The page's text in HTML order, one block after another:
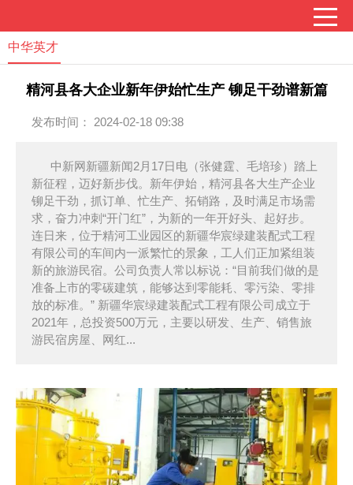
中华英才
精河县各大企业新年伊始忙生产 铆足干劲谱新篇
发布时间： 2024-02-18 09:38
中新网新疆新闻2月17日电（张健霆、毛培珍）踏上
新征程，迈好新步伐。新年伊始，精河县各大生产企业
铆足干劲，抓订单、忙生产、拓销路，及时满足市场需
求，奋力冲刺“开门红”，为新的一年开好头、起好步。
连日来，位于精河工业园区的新疆华宸绿建装配式工程
有限公司的车间内一派繁忙的景象，工人们正加紧组装
新的旅游民宿。公司负责人常以标说：“目前我们做的是
准备上市的零碳建筑，能够达到零能耗、零污染、零排
放的标准。” 新疆华宸绿建装配式工程有限公司成立于
2021年，总投资500万元，主要以研发、生产、销售旅
游民宿房屋、网红...